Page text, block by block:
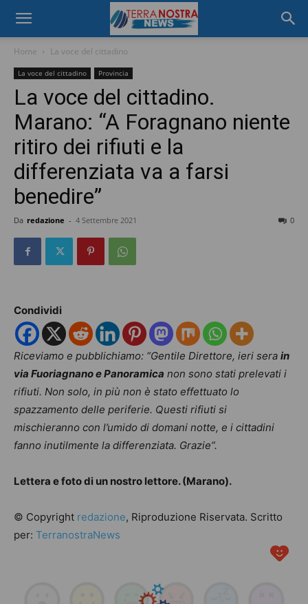
Home La voce del cittadino
La voce del cittadino Provincia
La voce del cittadino.
Marano: “A Foragnano niente
ritiro dei rifiuti e la
differenziata va a farsi
benedire”
Da redazione - 4 Settembre 2021 0
Condividi
Riceviamo e pubblichiamo: “Gentile Direttore, ieri sera in
via Fuoriagnano e Panoramica non sono stati prelevati i
rifiuti. Non solo, in più non è stato effettuato lo
spazzamento delle periferie. Questi rifiuti si
mischieranno con l’umido di domani notte, e i cittadini
fanno inutilmente la differenziata. Grazie”.
Lettera e foto di un nostro lettore. (Marano).
© Copyright redazione, Riproduzione Riservata. Scritto
per: TerranostraNews